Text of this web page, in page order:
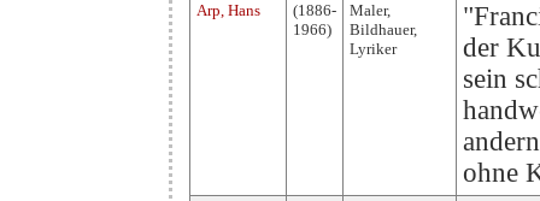
Arp, Hans
(1886-
1966)
Maler,
Bildhauer,
Lyriker
der
sein
ohne